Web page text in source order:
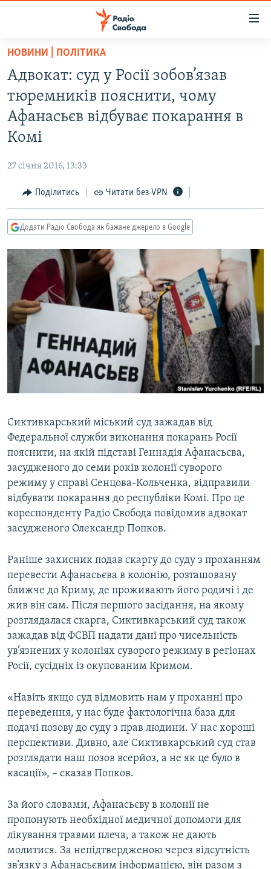
Перейти
основного
матеріалу
Перейти
до
основної
Перейти
пошуку
ВСЕ ЗА ДОБУ
СТАТТІ
ПОЛІТИКА
КУЛЬТУРА
СПОРТ
СВІТ
ВІЙНА
ДОНБАС.РЕАЛІЇ
КРИМ.РЕАЛІЇ
ТИ ЯК?
КИТАЙ.ВИКЛИКИ
МУЛЬТИМЕДІА
ФОТО
СПЕЦПРОЄКТИ
ПОДКАСТИ
КРИМ РЕАЛІЇ
РУС
УКР
КТАТ
ДОЛУЧАЙСЯ!
Усі сайти RFE/RL
НОВИНИ | ПОЛІТИКА
Адвокат: суд у Росії зобов’язав
тюремників пояснити, чому
Афанасьєв відбуває покарання в
Комі
27 січня 2016, 13:33
Поділитись Читати без VPN
Додати Радіо Свобода як бажане джерело в Google
Сиктивкарський міський суд зажадав від
Федеральної служби виконання покарань Росії
пояснити, на якій підставі Геннадія Афанасьєва,
засудженого до семи років колонії суворого
режиму у справі Сенцова-Кольченка, відправили
відбувати покарання до республіки Комі. Про це
кореспонденту Радіо Свобода повідомив адвокат
засудженого Олександр Попков.
Раніше захисник подав скаргу до суду з проханням
перевести Афанасьєва в колонію, розташовану
ближче до Криму, де проживають його родичі і де
жив він сам. Після першого засідання, на якому
розглядалася скарга, Сиктивкарський суд також
зажадав від ФСВП надати дані про чисельність
ув’язнених у колоніях суворого режиму в регіонах
Росії, сусідніх із окупованим Кримом.
«Навіть якщо суд відмовить нам у проханні про
переведення, у нас буде фактологічна база для
подачі позову до суду з прав людини. У нас хороші
перспективи. Дивно, але Сиктивкарський суд став
розглядати наш позов всерйоз, а не як це було в
касації», – сказав Попков.
За його словами, Афанасьєву в колонії не
пропонують необхідної медичної допомоги для
лікування травми плеча, а також не дають
молитися. За непідтвердженою через відсутність
зв’язку з Афанасьєвим інформацією, він разом з